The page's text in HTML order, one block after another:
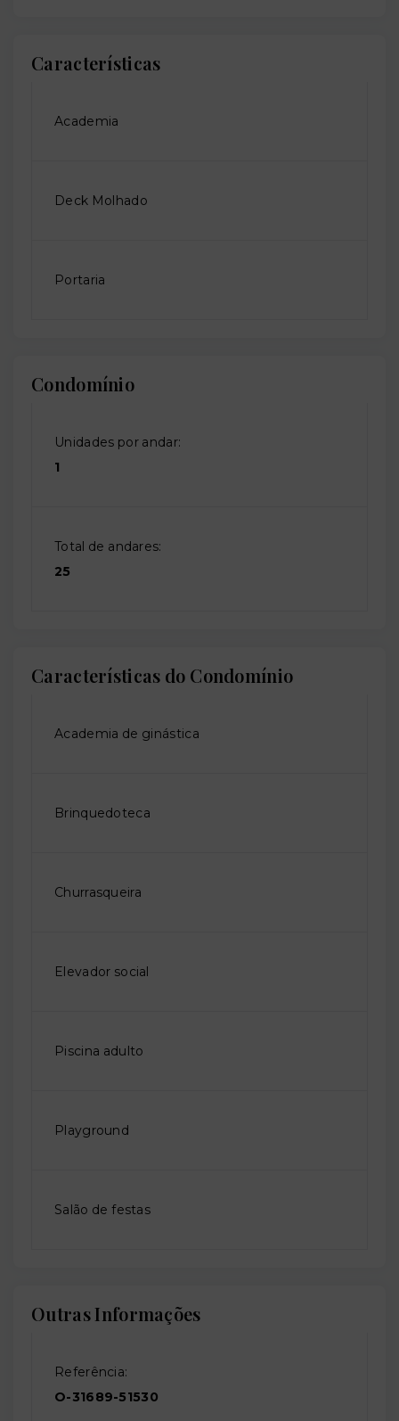
Características
Academia
Deck Molhado
Portaria
Condomínio
Unidades por andar:
1
Total de andares:
25
Características do Condomínio
Academia de ginástica
Brinquedoteca
Churrasqueira
Elevador social
Piscina adulto
Playground
Salão de festas
Outras Informações
Referência:
O-31689-51530